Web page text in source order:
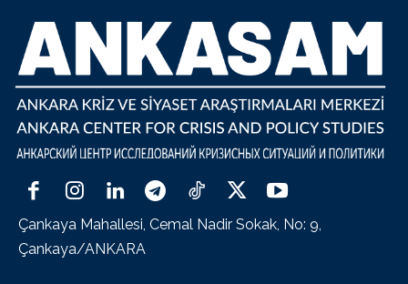
Çankaya Mahallesi, Cemal Nadir Sokak, No: 9,
Çankaya/ANKARA